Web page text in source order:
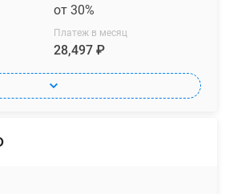
от 30%
Платеж в месяц
28,497 ₽